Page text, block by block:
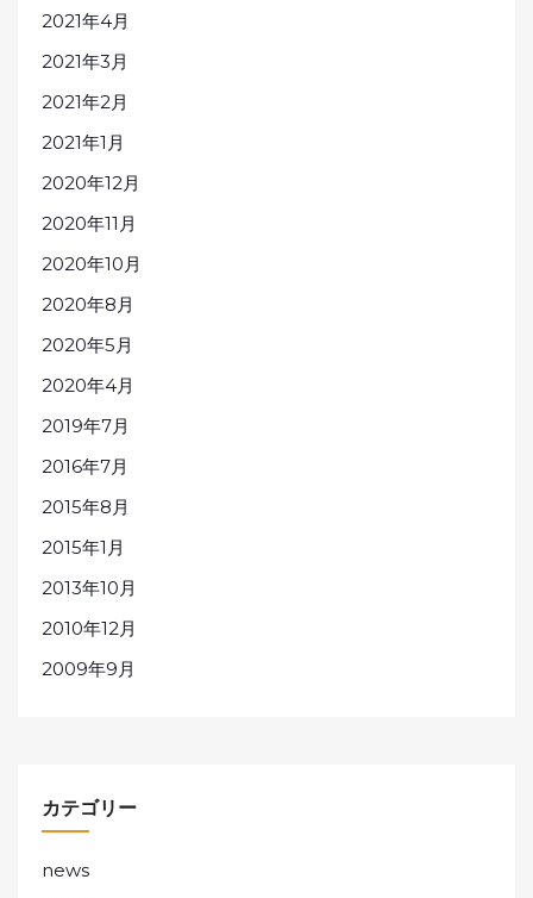
2021年4月
2021年3月
2021年2月
2021年1月
2020年12月
2020年11月
2020年10月
2020年8月
2020年5月
2020年4月
2019年7月
2016年7月
2015年8月
2015年1月
2013年10月
2010年12月
2009年9月
カテゴリー
news